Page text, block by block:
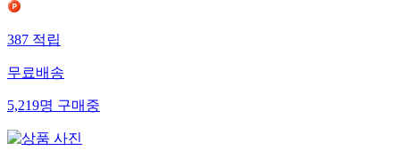
387적립
무료배송
5,219명구매중